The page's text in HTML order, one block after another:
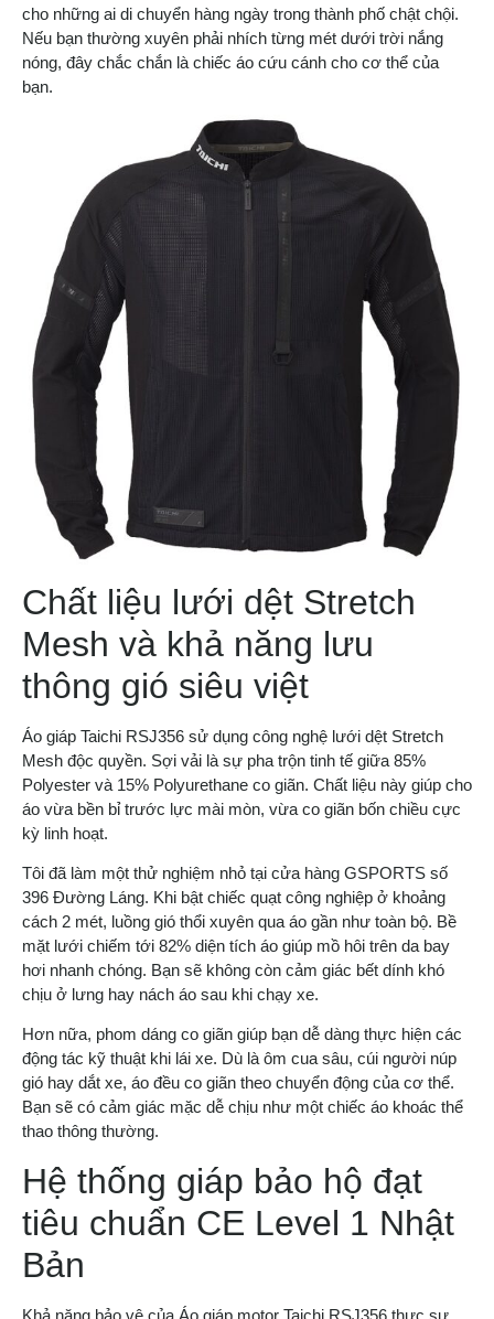
cho những ai di chuyển hàng ngày trong thành phố chật chội.
Nếu bạn thường xuyên phải nhích từng mét dưới trời nắng
nóng, đây chắc chắn là chiếc áo cứu cánh cho cơ thể của
bạn.
Chất liệu lưới dệt Stretch
Mesh và khả năng lưu
thông gió siêu việt
Áo giáp Taichi RSJ356 sử dụng công nghệ lưới dệt Stretch
Mesh độc quyền. Sợi vải là sự pha trộn tinh tế giữa 85%
Polyester và 15% Polyurethane co giãn. Chất liệu này giúp cho
áo vừa bền bỉ trước lực mài mòn, vừa co giãn bốn chiều cực
kỳ linh hoạt.
Tôi đã làm một thử nghiệm nhỏ tại cửa hàng GSPORTS số
396 Đường Láng. Khi bật chiếc quạt công nghiệp ở khoảng
cách 2 mét, luồng gió thổi xuyên qua áo gần như toàn bộ. Bề
mặt lưới chiếm tới 82% diện tích áo giúp mồ hôi trên da bay
hơi nhanh chóng. Bạn sẽ không còn cảm giác bết dính khó
chịu ở lưng hay nách áo sau khi chạy xe.
Hơn nữa, phom dáng co giãn giúp bạn dễ dàng thực hiện các
động tác kỹ thuật khi lái xe. Dù là ôm cua sâu, cúi người núp
gió hay dắt xe, áo đều co giãn theo chuyển động của cơ thể.
Bạn sẽ có cảm giác mặc dễ chịu như một chiếc áo khoác thể
thao thông thường.
Hệ thống giáp bảo hộ đạt
tiêu chuẩn CE Level 1 Nhật
Bản
Khả năng bảo vệ của Áo giáp motor Taichi RSJ356 thực sự